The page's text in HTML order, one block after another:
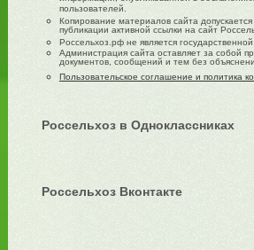
пользователей.
Копирование материалов сайта допускается
публикации активной ссылки на сайт
Россельхоз.рф не является
Администрация сайта оставляет за собой
документов, сообщений и тем без
Пользовательское соглашение и политика
Россельхоз в Одноклассниках
Россельхоз Вконтакте